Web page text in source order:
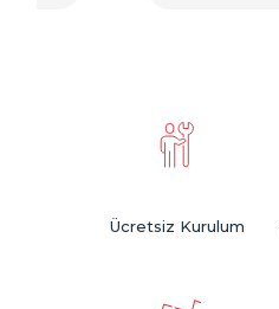
Ücretsiz Kurulum